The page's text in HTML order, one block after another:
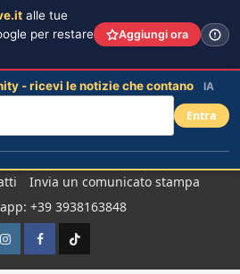
Invia un comunicato stampa
+39 3938163848
InstagramFacebook
TikTok
alle tue
per restare
Aggiungi ora
- ricevi le notizie che contano IA
Entra